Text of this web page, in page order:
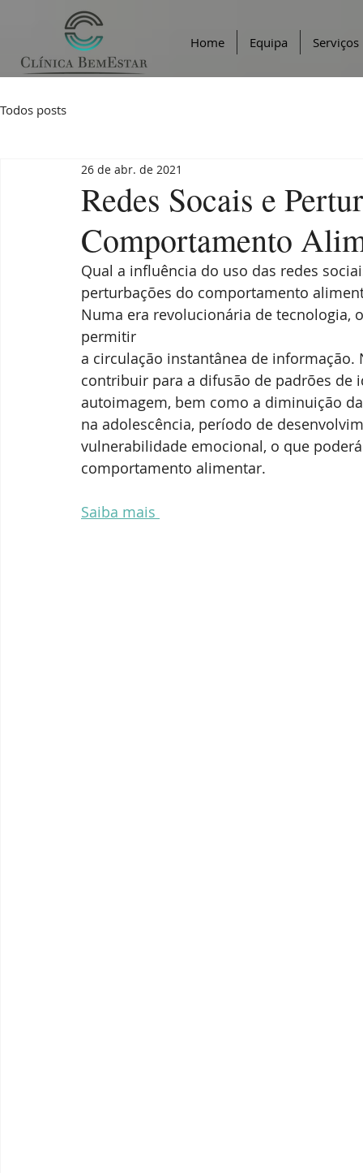
Home Equipa Serviços
Todos posts
Redes Socais e
Comportamento
26 de abr. de 2021
Qual a influência do uso das redes
perturbações do comportamento
Numa era revolucionária de tecnologia,
permitir
a circulação instantânea de
contribuir para a difusão de padrões de
autoimagem, bem como a diminuição
na adolescência, período de
vulnerabilidade emocional, o que
comportamento alimentar.
Saiba mais